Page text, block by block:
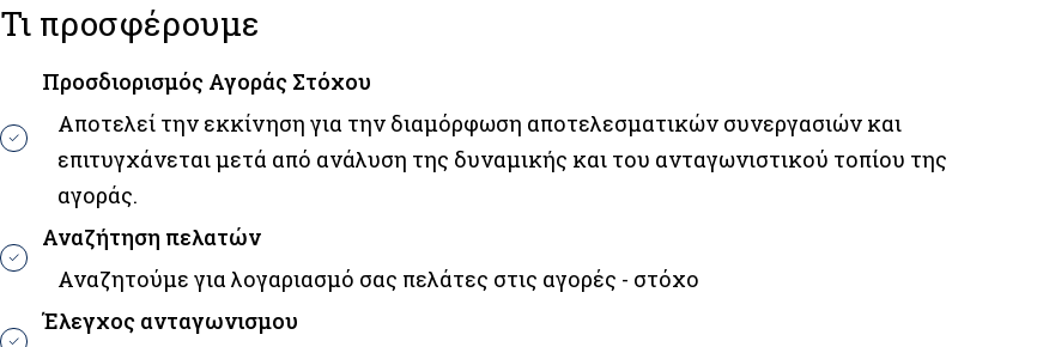
Τι προσφέρουμε
Προσδιορισμός Αγοράς Στόχου
Αποτελεί την εκκίνηση για την διαμόρφωση αποτελεσματικών συνεργασιών και
επιτυγχάνεται μετά από ανάλυση της δυναμικής και του ανταγωνιστικού τοπίου της
αγοράς.
Αναζήτηση πελατών
Αναζητούμε για λογαριασμό σας πελάτες στις αγορές - στόχο
Έλεγχος ανταγωνισμου